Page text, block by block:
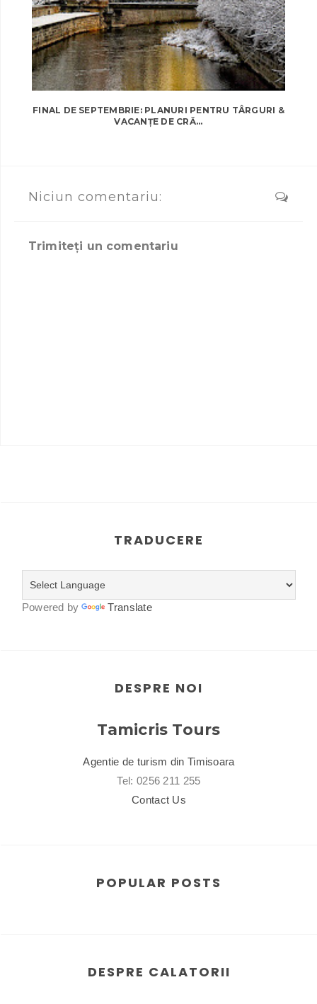
FINAL DE SEPTEMBRIE: PLANURI PENTRU TÂRGURI &
VACANȚE DE CRĂ...
Niciun comentariu:
Trimiteți un comentariu
TRADUCERE
Powered by Translate
DESPRE NOI
Tamicris Tours
Agentie de turism din Timisoara
Tel: 0256 211 255
Contact Us
POPULAR POSTS
DESPRE CALATORII